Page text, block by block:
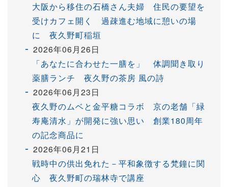
大阪から移住の石橋さん夫婦 住民の要望を
受けカフェ開く 過疎進む地域に憩いの場
に 夜久野町稲垣
2026年06月26日
「あなたに合わせた一膳を」 体調聞き取り
薬膳ランチ 夜久野の茶房 風の詩
2026年06月23日
夜久野のムベと金平糖コラボ 京の老舗「緑
寿庵清水」が開発に強い思い 創業180周年
の記念商品に
2026年06月21日
戦時中の供出免れた－平和象徴する梵鐘に関
心 夜久野町の瑞林寺で講座